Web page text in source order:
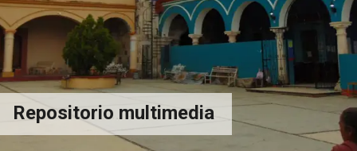
Repositorio multimedia